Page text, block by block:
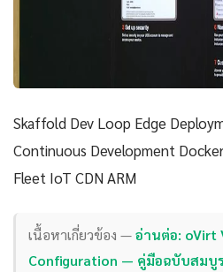
Skaffold Dev Loop Edge
Continuous Development
Fleet IoT CDN ARM
เนื้อหาเกี่ยวข้อง —อ่านต่อ: oVirt
Configuration — คู่มือฉบับสมบู